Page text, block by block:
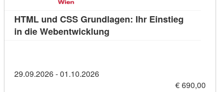
HTML und CSS Grundlagen: Ihr Einstieg
in die Webentwicklung
29.09.2026 - 01.10.2026
€ 690,00